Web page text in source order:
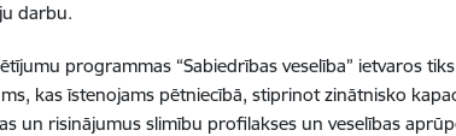
darbu.
programmas “Sabiedrības veselība” ietvaros
kas īstenojams pētniecībā, stiprinot zinātnisko
un risinājumus slimību profilakses un veselības